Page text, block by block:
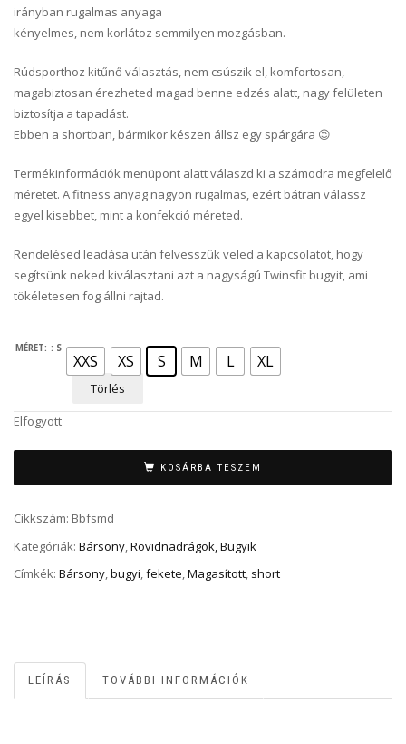
irányban rugalmas anyaga
kényelmes, nem korlátoz semmilyen mozgásban.
Rúdsporthoz kitűnő választás, nem csúszik el, komfortosan,
magabiztosan érezheted magad benne edzés alatt, nagy felületen
biztosítja a tapadást.
Ebben a shortban, bármikor készen állsz egy spárgára 😉
Termékinformációk menüpont alatt válaszd ki a számodra megfelelő
méretet. A fitness anyag nagyon rugalmas, ezért bátran válassz
egyel kisebbet, mint a konfekció méreted.
Rendelésed leadása után felvesszük veled a kapcsolatot, hogy
segítsünk neked kiválasztani azt a nagyságú Twinsfit bugyit, ami
tökéletesen fog állni rajtad.
MÉRET: : S
XXS XS S M L XL
Törlés
Elfogyott
KOSÁRBA TESZEM
Cikkszám: Bbfsmd
Kategóriák: Bársony,Rövidnadrágok, Bugyik
Címkék: Bársony,bugyi,fekete,Magasított, short
LEÍRÁS TOVÁBBI INFORMÁCIÓK